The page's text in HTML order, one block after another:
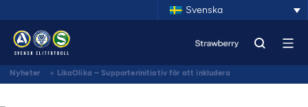
Svenska
Nyheter > LikaOlika – Supporterinitiativ för att inkludera